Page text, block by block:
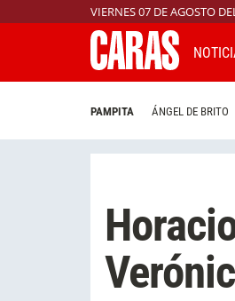
VIERNES 07 DE AGOSTO
PAMPITA ÁNGEL DE BRITO